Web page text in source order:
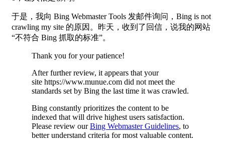
于是，我向 Bing Webmaster Tools 发邮件询问，Bing is not
crawling my site 的原因。昨天，收到了回信，说我的网站
“不符合 Bing 抓取的标准”。
Thank you for your patience!
After further review, it appears that your
site https://www.munue.com did not meet the
standards set by Bing the last time it was crawled.
Bing constantly prioritizes the content to be
indexed that will drive highest users satisfaction.
Please review ourBing Webmaster Guidelines, to
better understand criteria for most valuable content.